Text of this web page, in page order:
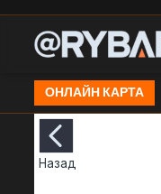
ОНЛАЙН КАРТА
Назад